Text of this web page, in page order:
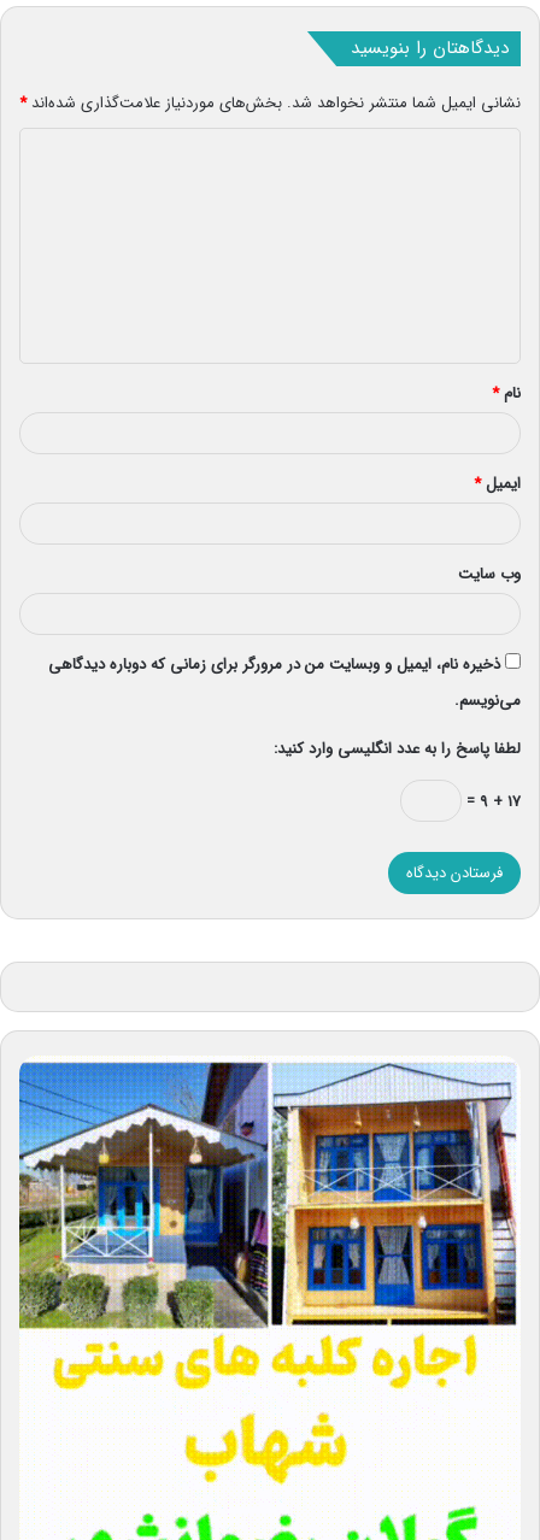
دیدگاهتان را بنویسید
نشانی ایمیل شما منتشر نخواهد شد. بخش‌های موردنیاز علامت‌گذاری شده‌اند*
*
نام*
ایمیل*
وب‌ سایت
ذخیره نام، ایمیل و وبسایت من در مرورگر برای زمانی که دوباره دیدگاهی
می‌نویسم.
لطفا پاسخ را به عدد انگلیسی وارد کنید:
۱۷ + ۹ =